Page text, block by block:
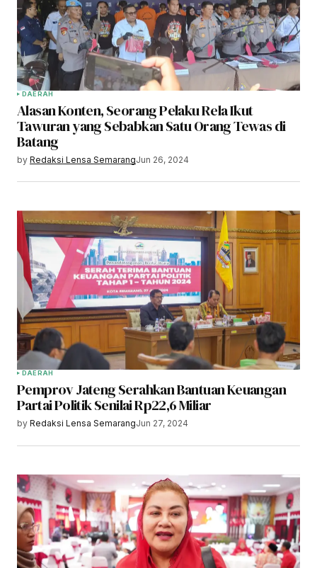
DAERAH
Alasan Konten, Seorang Pelaku Rela Ikut
Tawuran yang Sebabkan Satu Orang Tewas di
Batang
by Redaksi Lensa SemarangJun 26, 2024
DAERAH
Pemprov Jateng Serahkan Bantuan Keuangan
Partai Politik Senilai Rp22,6 Miliar
by Redaksi Lensa SemarangJun 27, 2024